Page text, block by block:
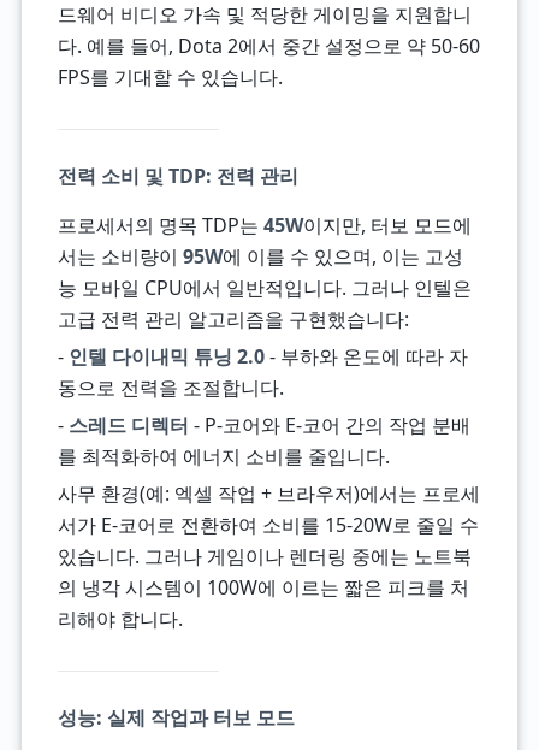
드웨어 비디오 가속 및 적당한 게이밍을 지원합니
다. 예를 들어, Dota 2에서 중간 설정으로 약 50-60
FPS를 기대할 수 있습니다.
전력 소비 및 TDP: 전력 관리
프로세서의 명목 TDP는 45W이지만, 터보 모드에
서는 소비량이 95W에 이를 수 있으며, 이는 고성
능 모바일 CPU에서 일반적입니다. 그러나 인텔은
고급 전력 관리 알고리즘을 구현했습니다:
- 인텔 다이내믹 튜닝 2.0- 부하와 온도에 따라 자
동으로 전력을 조절합니다.
- 스레드 디렉터 - P-코어와 E-코어 간의 작업 분배
를 최적화하여 에너지 소비를 줄입니다.
사무 환경(예: 엑셀 작업 + 브라우저)에서는 프로세
서가 E-코어로 전환하여 소비를 15-20W로 줄일 수
있습니다. 그러나 게임이나 렌더링 중에는 노트북
의 냉각 시스템이 100W에 이르는 짧은 피크를 처
리해야 합니다.
성능: 실제 작업과 터보 모드